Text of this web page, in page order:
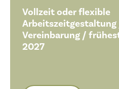
Vollzeit oder flexible
Arbeitszeitgestaltung
Vereinbarung /
2027